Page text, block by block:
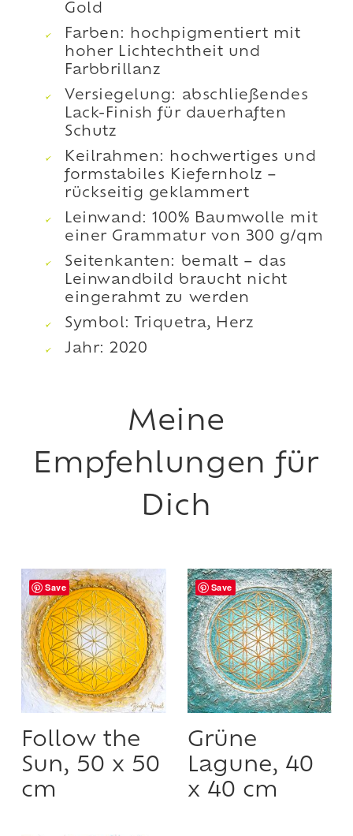
Gold
Farben: hochpigmentiert mit
hoher Lichtechtheit und
Farbbrillanz
Versiegelung: abschließendes
Lack-Finish für dauerhaften
Schutz
Keilrahmen: hochwertiges und
formstabiles Kiefernholz –
rückseitig geklammert
Leinwand: 100% Baumwolle mit
einer Grammatur von 300 g/qm
Seitenkanten: bemalt – das
Leinwandbild braucht nicht
eingerahmt zu werden
Symbol: Triquetra, Herz
Jahr: 2020
Save
Follow the
Sun, 50 x 50
cm
Save
Grüne
Lagune, 40
x 40 cm